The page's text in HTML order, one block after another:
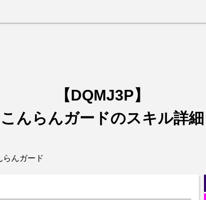
【DQMJ3P】
こんらんガードのスキル詳細
らんガード